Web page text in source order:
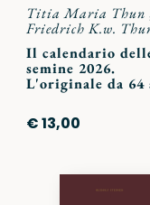
Titia Maria Thun
Friedrich K.w.
Il calendario
semine 2026.
L'originale da 64
€ 13,00